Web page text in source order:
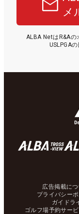
メ
ALBA NetはR&Aの
USLPGA
広告掲載に
プライバシー
ガイドラ
ゴルフ場予約サー